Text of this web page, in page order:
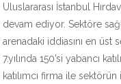
Uluslararası İstanbul
devam ediyor. Sektöre
arenadaki iddiasını en üst
7.yılında 150’si yabancı
katılımcı firma ile